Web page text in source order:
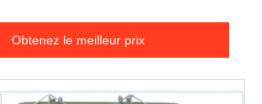
Obtenez le meilleur prix